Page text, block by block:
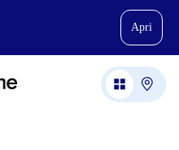
Apri